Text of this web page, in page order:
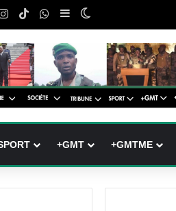
Instagram
TikTokWhatsApp
Sidebar (barre latérale)
Switch skin
+GMT +GMTME